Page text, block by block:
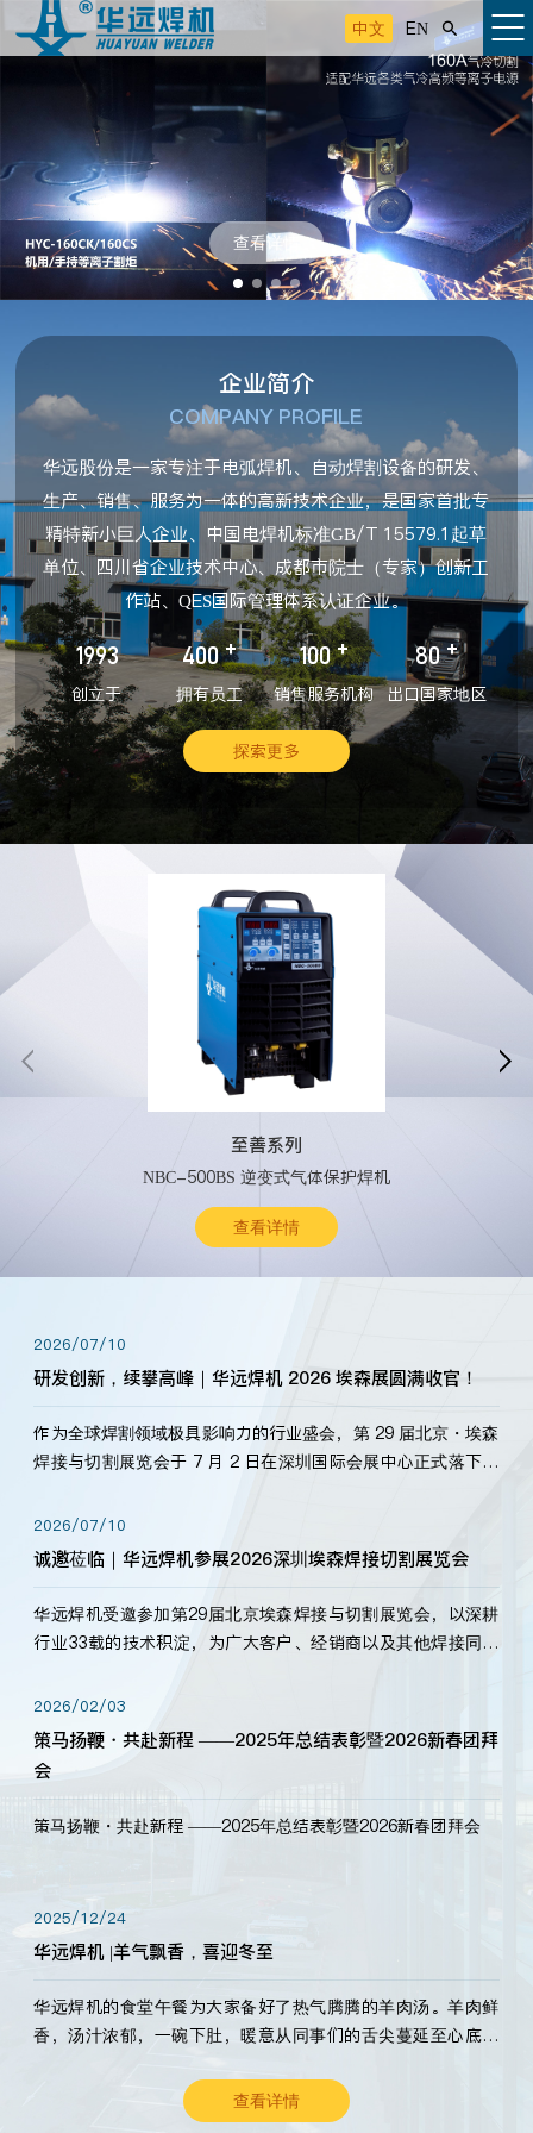
中文 EN 
查看详情
企业简介
COMPANY PROFILE
华远股份是一家专注于电弧焊机、自动焊割设备的研发、
生产、销售、服务为一体的高新技术企业，是国家首批专
精特新小巨人企业、中国电焊机标准GB/T 15579.1起草
单位、四川省企业技术中心、成都市院士（专家）创新工
作站、QES国际管理体系认证企业。
1993
创立于
400 +
拥有员工
100 +
销售服务机构
80 +
出口国家地区
探索更多
至善系列
NBC-500BS 逆变式气体保护焊机
查看详情
 
2026/07/10
研发创新，续攀高峰｜华远焊机 2026 埃森展圆满收官！
作为全球焊割领域极具影响力的行业盛会，第 29 届北京・埃森
焊接与切割展览会于 7 月 2 日在深圳国际会展中心正式落下帷
标准，持之以恒研发新产品、新技术。新老客户、行业伙伴、
海内外客户为目睹公司发布的新产…
2026/07/10
诚邀莅临｜华远焊机参展2026深圳埃森焊接切割展览会
华远焊机受邀参加第29届北京埃森焊接与切割展览会，以深耕
行业33载的技术积淀，为广大客户、经销商以及其他焊接同仁
2026/02/03
策马扬鞭・共赴新程 ——2025年总结表彰暨2026新春团拜
会
策马扬鞭・共赴新程 ——2025年总结表彰暨2026新春团拜会
2025/12/24
华远焊机 |羊气飘香，喜迎冬至
华远焊机的食堂午餐为大家备好了热气腾腾的羊肉汤。羊肉鲜
香，汤汁浓郁，一碗下肚，暖意从同事们的舌尖蔓延至心底。
查看详情